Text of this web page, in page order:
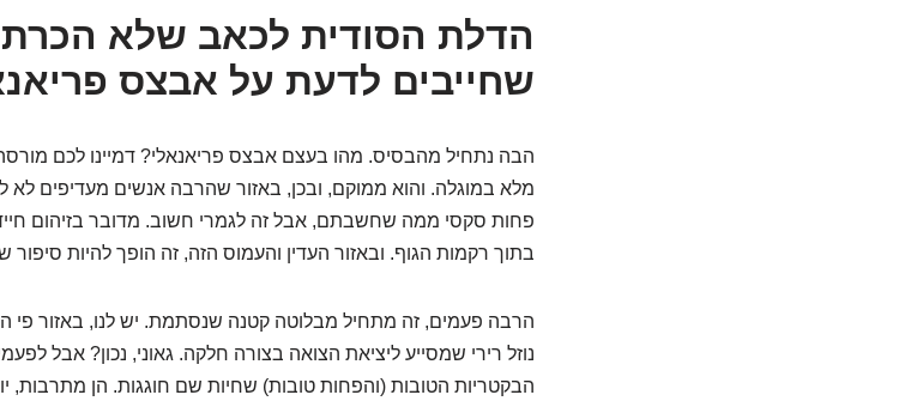
הדלת הסודית לכאב שלא
שחייבים לדעת על אבצס
הבה נתחיל מהבסיס. מהו בעצם אבצס פריאנאלי? דמיינו לכם
מלא במוגלה. והוא ממוקם, ובכן, באזור שהרבה אנשים מעדיפים לא
פחות סקסי ממה שחשבתם, אבל זה לגמרי חשוב. מדובר בזיהום
בתוך רקמות הגוף. ובאזור העדין והעמוס הזה, זה הופך להיות סיפור
הרבה פעמים, זה מתחיל מבלוטה קטנה שנסתמת. יש לנו, באזור פי
נוזל רירי שמסייע ליציאת הצואה בצורה חלקה. גאוני, נכון? אבל
הבקטריות הטובות (והפחות טובות) שחיות שם חוגגות. הן מתרבות,